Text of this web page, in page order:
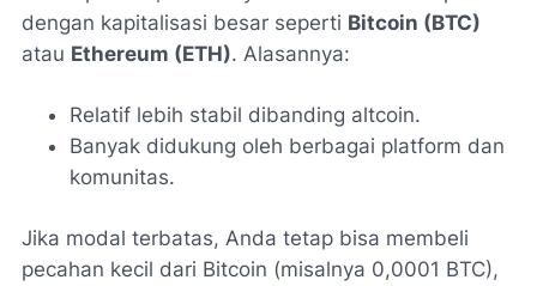
dengan kapitalisasi besar seperti Bitcoin (BTC)
atau Ethereum (ETH). Alasannya:
Relatif lebih stabil dibanding altcoin.
Banyak didukung oleh berbagai platform dan
komunitas.
Jika modal terbatas, Anda tetap bisa membeli
pecahan kecil dari Bitcoin (misalnya 0,0001 BTC),